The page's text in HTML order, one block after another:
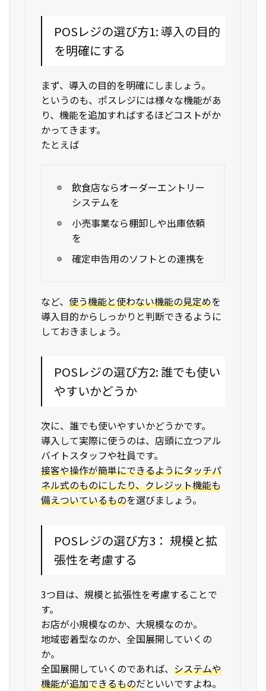
POSレジの選び方1: 導入の目的
を明確にする
まず、導入の目的を明確にしましょう。
というのも、ポスレジには様々な機能があ
り、機能を追加すればするほどコストがか
かってきます。
たとえば
飲食店ならオーダーエントリー
システムを
小売事業なら棚卸しや出庫依頼
を
確定申告用のソフトとの連携を
など、 使う機能と使わない機能の見定めを
導入目的からしっかりと判断できるように
しておきましょう。
POSレジの選び方2: 誰でも使い
やすいかどうか
次に、誰でも使いやすいかどうかです。
導入して実際に使うのは、店頭に立つアル
バイトスタッフや社員です。
接客や操作が簡単にできるようにタッチパ
ネル式のものにしたり、クレジット機能も
備えついているものを選びましょう。
POSレジの選び方3： 規模と拡
張性を考慮する
3つ目は、規模と拡張性を考慮することで
す。
お店が小規模なのか、大規模なのか。
地域密着型なのか、全国展開していくの
か。
全国展開していくのであれば、 システムや
機能が追加できるものだといいですよね。